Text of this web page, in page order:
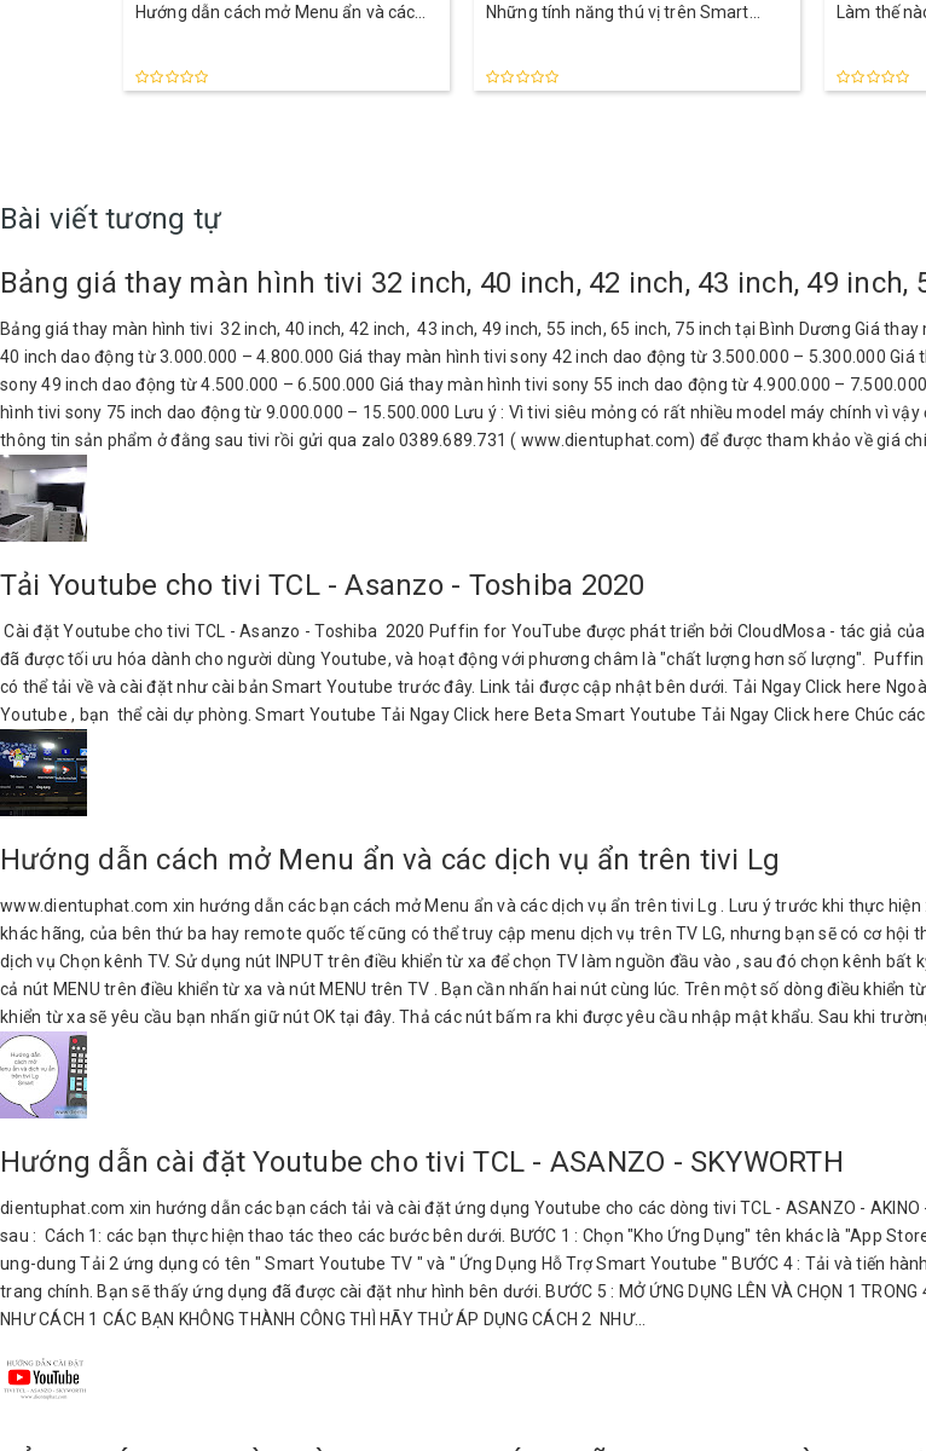
Hướng dẫn cách mở Menu ẩn và các
Những tính năng thú vị trên Smart
Làm thế
Bài viết tương tự
Bảng giá thay màn hình tivi 32 inch, 40 inch, 42 inch, 43 inch, 49
Bảng giá thay màn hình tivi 32 inch, 40 inch, 42 inch, 43 inch, 49 inch, 55 inch, 65 inch, 75 inch tại Bình Dương Giá
40 inch dao động từ 3.000.000 – 4.800.000 Giá thay màn hình tivi sony 42 inch dao động từ 3.500.000 – 5.300.000
sony 49 inch dao động từ 4.500.000 – 6.500.000 Giá thay màn hình tivi sony 55 inch dao động từ 4.900.000 –
hình tivi sony 75 inch dao động từ 9.000.000 – 15.500.000 Lưu ý : Vì tivi siêu mỏng có rất nhiều model máy chính vì
thông tin sản phẩm ở đằng sau tivi rồi gửi qua zalo 0389.689.731 ( www.dientuphat.com) để được tham khảo về giá
Tải Youtube cho tivi TCL - Asanzo - Toshiba 2020
Cài đặt Youtube cho tivi TCL - Asanzo - Toshiba 2020 Puffin for YouTube được phát triển bởi CloudMosa - tác giả
đã được tối ưu hóa dành cho người dùng Youtube, và hoạt động với phương châm là "chất lượng hơn số lượng".
có thể tải về và cài đặt như cài bản Smart Youtube trước đây. Link tải được cập nhật bên dưới. Tải Ngay Click here
Youtube , bạn thể cài dự phòng. Smart Youtube Tải Ngay Click here Beta Smart Youtube Tải Ngay Click here Chúc
Hướng dẫn cách mở Menu ẩn và các dịch vụ ẩn trên tivi Lg
www.dientuphat.com xin hướng dẫn các bạn cách mở Menu ẩn và các dịch vụ ẩn trên tivi Lg . Lưu ý trước khi thực
khác hãng, của bên thứ ba hay remote quốc tế cũng có thể truy cập menu dịch vụ trên TV LG, nhưng bạn sẽ có cơ hội
dịch vụ Chọn kênh TV. Sử dụng nút INPUT trên điều khiển từ xa để chọn TV làm nguồn đầu vào , sau đó chọn kênh
cả nút MENU trên điều khiển từ xa và nút MENU trên TV . Bạn cần nhấn hai nút cùng lúc. Trên một số dòng điều khiển
khiển từ xa sẽ yêu cầu bạn nhấn giữ nút OK tại đây. Thả các nút bấm ra khi được yêu cầu nhập mật khẩu. Sau khi
Hướng dẫn cài đặt Youtube cho tivi TCL - ASANZO - SKYWORTH
dientuphat.com xin hướng dẫn các bạn cách tải và cài đặt ứng dụng Youtube cho các dòng tivi TCL - ASANZO -
sau : Cách 1: các bạn thực hiện thao tác theo các bước bên dưới. BƯỚC 1 : Chọn "Kho Ứng Dụng" tên khác là "App
ung-dung Tải 2 ứng dụng có tên " Smart Youtube TV " và " Ứng Dụng Hỗ Trợ Smart Youtube " BƯỚC 4 : Tải và tiến
trang chính. Bạn sẽ thấy ứng dụng đã được cài đặt như hình bên dưới. BƯỚC 5 : MỞ ỨNG DỤNG LÊN VÀ CHỌN 1 TRONG
NHƯ CÁCH 1 CÁC BẠN KHÔNG THÀNH CÔNG THÌ HÃY THỬ ÁP DỤNG CÁCH 2 NHƯ...